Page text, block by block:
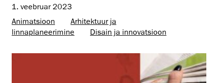
1. veebruar 2023
Animatsioon
Arhitektuur ja
linnaplaneerimine
Disain ja innovatsioon